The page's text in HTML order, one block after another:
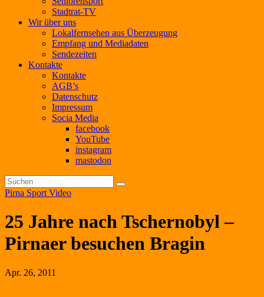
Stadtrat-TV
Wir über uns
Lokalfernsehen aus Überzeugung
Empfang und Mediadaten
Sendezeiten
Kontakte
Kontakte
AGB’s
Datenschutz
Impressum
Socia Media
facebook
YouTube
instagram
mastodon
Pirna Sport Video
25 Jahre nach Tschernobyl –
Pirnaer besuchen Bragin
Apr. 26, 2011